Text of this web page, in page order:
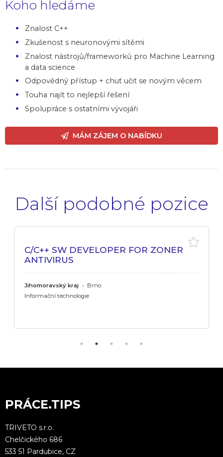
Koho hledáme
Znalost C++
Zkušenost s neuronovými sítěmi
Znalost nástrojů/frameworků pro Machine Learning
a data science
Odpovědný přístup + chuť učit se novým věcem
Touha najít to nejlepší řešení
Spolupráce s ostatními vývojáři
MÁM ZÁJEM O NABÍDKU
Další podobné pozice
C/C++ SW DEVELOPER FOR ZONER
ANTIVIRUS
Jihomoravský kraj • Brno
Informační technologie
PRÁCE.TIPS
TRIVETO s.r.o.
Chelčického 686
533 51 Pardubice, CZ